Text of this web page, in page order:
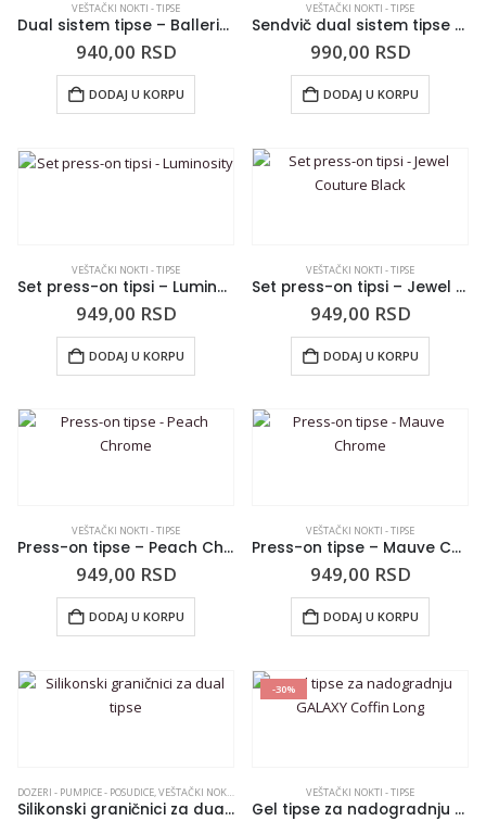
VEŠTAČKI NOKTI - TIPSE
Dual sistem tipse – Ballerina Slipper Long
940,00 RSD
DODAJ U KORPU
VEŠTAČKI NOKTI - TIPSE
Sendvič dual sistem tipse – Almond Long
990,00 RSD
DODAJ U KORPU
VEŠTAČKI NOKTI - TIPSE
Set press-on tipsi – Luminosity
949,00 RSD
DODAJ U KORPU
VEŠTAČKI NOKTI - TIPSE
Set press-on tipsi – Jewel Couture Black
949,00 RSD
DODAJ U KORPU
VEŠTAČKI NOKTI - TIPSE
Press-on tipse – Peach Chrome
949,00 RSD
DODAJ U KORPU
VEŠTAČKI NOKTI - TIPSE
Press-on tipse – Mauve Chrome
949,00 RSD
DODAJ U KORPU
DOZERI - PUMPICE - POSUDICE,VEŠTAČKI NOKTI - TIPSE
Silikonski graničnici za dual tipse
-30%
VEŠTAČKI NOKTI - TIPSE
Gel tipse za nadogradnju GALAXY Coffin Long